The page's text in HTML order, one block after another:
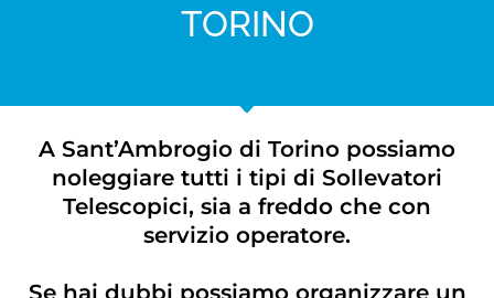
TORINO
A Sant’Ambrogio di Torino possiamo
noleggiare tutti i tipi di Sollevatori
Telescopici, sia a freddo che con
servizio operatore.
Se hai dubbi possiamo organizzare un